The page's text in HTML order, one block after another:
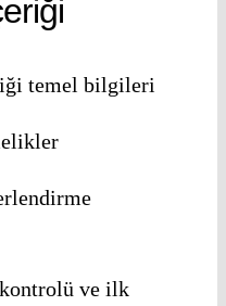
temel bilgileri
ve ilk